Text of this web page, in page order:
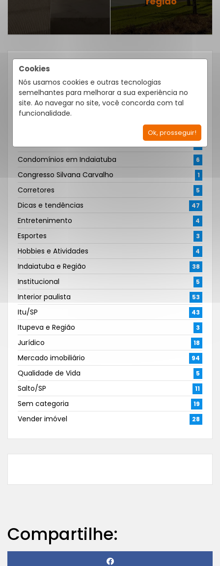
Cookies
Nós usamos cookies e outras tecnologias
semelhantes para melhorar a sua experiência no
site. Ao navegar no site, você concorda com tal
funcionalidade.
Ok, prosseguir!
CATEGORIAS
Alugar imóvel
Arquitetura e Decoração
Comprar imóvel
18
Condomínio em Salto
Condomínios em Indaiatuba 6
Congresso Silvana Carvalho 1
Corretores 5
Dicas e tendências 47
Entretenimento 4
Esportes 3
Hobbies e Atividades 4
Indaiatuba e Região 38
Institucional 5
Interior paulista 53
Itu/SP 43
Itupeva e Região 3
Jurídico 18
Mercado imobiliário 94
Qualidade de Vida 5
Salto/SP 11
Sem categoria 19
Vender imóvel 28
Compartilhe: